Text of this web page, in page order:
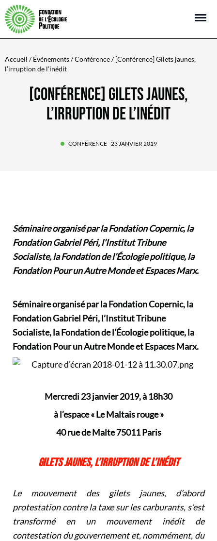
Open
Accueil /Événements/Conférence/ [Conférence] Gilets jaunes,
l’irruption de l’inédit
[CONFÉRENCE] GILETS JAUNES,
L’IRRUPTION DE L’INÉDIT
CONFÉRENCE- 23 JANVIER 2019
Séminaire organisé par la Fondation Copernic, la
Fondation Gabriel Péri, l’Institut Tribune
Socialiste, la Fondation de l’Écologie politique, la
Fondation Pour un Autre Monde et Espaces Marx.
Séminaire organisé par la Fondation Copernic, la
Fondation Gabriel Péri, l’Institut Tribune
Socialiste, la Fondation de l’Écologie politique, la
Fondation Pour un Autre Monde et Espaces Marx.
Mercredi 23 janvier 2019, à 18h30
à l’espace « Le Maltais rouge »
40 rue de Malte 75011 Paris
GILETS JAUNES, L’IRRUPTION DE L’INÉDIT
Le mouvement des gilets jaunes, d’abord
protestation contre la taxe sur les carburants, s’est
transformé en un mouvement inédit de
contestation du gouvernement et, nommément, du